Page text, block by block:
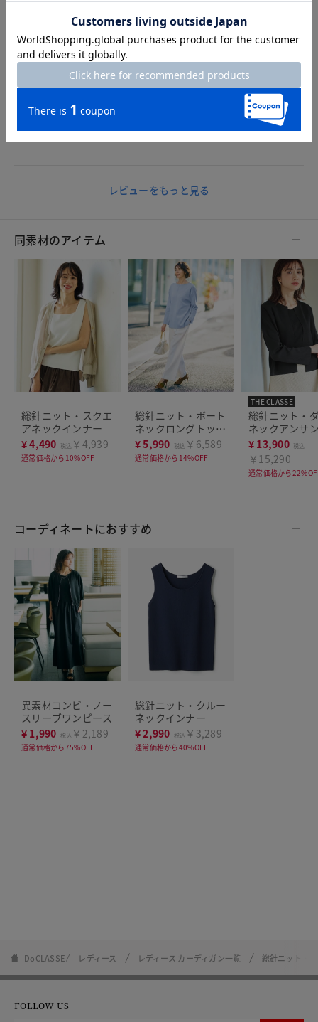
ゆきだるま 身長161cm 体型大柄
カラー：ブラック
サイズ：L
生地はしっかりとしていますが、ぽっちゃり体型の私が着ると
モデルさんの用にほっそりとは見えませんでした。
残念です…。
レビューをもっと見る
同素材のアイテム
総針ニット・スクエ
アネックインナー
¥4,490 税込 ￥4,939
通常価格から10%OFF
総針ニット・ボート
ネックロングトップ
ス
¥5,990 税込 ￥6,589
通常価格から14%OFF
THE CLASSE
総針ニット・
ネックアンサ
¥ 13,900 税込
￥15,290
通常価格から
コーディネートにおすすめ
異素材コンビ・ノー
スリーブワンピース
¥ 1,990 税込 ￥2,189
通常価格から75%OFF
総針ニット・クルー
ネックインナー
¥2,990 税込 ￥3,289
通常価格から40%OFF
DoCLASSE レディース レディース カーディガン一覧 総針ニット・
FOLLOW US